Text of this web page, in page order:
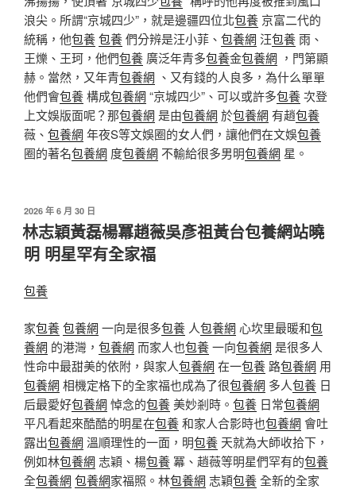
浪尖。所謂“京城四少”，就是邊疆四位北包養 京富二代的
統稱，他包養包養們分辨是汪小菲、 包養網 汪包養雨、
王爍、王珂，他們包養 廣泛年青多包養金包養網 ，門第顯
赫。當然，又年青包養網 、又有錢的人良多，為什么單單
他們會包養構成包養網 “京城四少”、可以或許多包養次登
上文娛版面呢？那包養網 是由包養網 於包養網 有趙包養
薇、 包養網 年夜S等文娛圈的女人們，讓他們在文娛包養
圈的著名包養網 度包養網 不輸給很多男明包養網 星。
發
佈
於
2026 年 6 月 30 日
林志穎黃磊楊冪趙薇吳彥祖黃台包養網站曉
明 明星罕有全家福
包養
家包養包養網 一向是很多包養 人包養網 心坎里最暖和包
養網 的港灣， 包養網 而家人也包養一向包養網 是很多人
性命中最甜美的依附，與家人包養網 在一包養 路包養網 用
包養網 相機定格下的全家福也成為了很包養網 多人包養 日
后最愛好包養網 悼念的包養美妙剎時。 包養 日常包養網
平凡看起來酷酷的明星在包養和家人合影時也包養網 會吐
露出包養網 溫順理性的一面，明包養 天就為大師收拾下，
例如林包養網 志穎、楊包養 冪、趙薇等明星們罕有的包養
全包養網 包養網家福照。林包養網 志穎包養全新的全家